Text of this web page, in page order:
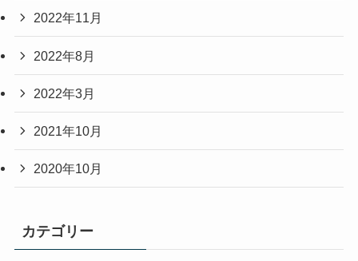
2022年11月
2022年8月
2022年3月
2021年10月
2020年10月
カテゴリー